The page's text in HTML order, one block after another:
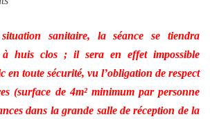
sanitaire, la séance se tiendra
à huis clos ; il sera en effet impossible
en toute sécurité, vu l’obligation de respect
(surface de 4m² minimum par personne
dans la grande salle de réception de la